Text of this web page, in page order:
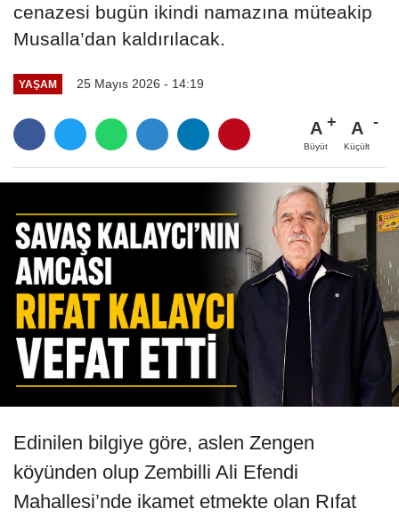
cenazesi bugün ikindi namazına müteakip
Musalla’dan kaldırılacak.
YAŞAM 25 Mayıs 2026 - 14:19
A
Büyüt
A
Küçült
Edinilen bilgiye göre, aslen Zengen
köyünden olup Zembilli Ali Efendi
Mahallesi’nde ikamet etmekte olan Rıfat